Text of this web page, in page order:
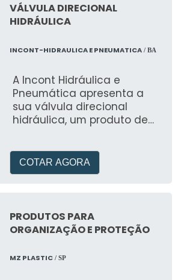
VÁLVULA DIRECIONAL
HIDRÁULICA
INCONT-HIDRAULICA E PNEUMATICA/ BA
A Incont Hidráulica e
Pneumática apresenta a
sua válvula direcional
hidráulica, um produto de
COTAR AGORA
PRODUTOS PARA
ORGANIZAÇÃO E PROTEÇÃO
MZ PLASTIC/ SP